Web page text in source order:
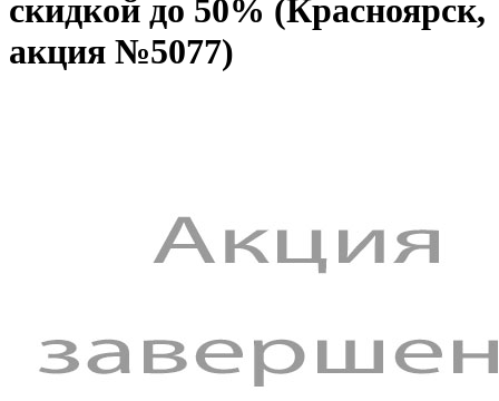
скидкой до 50% (Красноярск,
акция №5077)